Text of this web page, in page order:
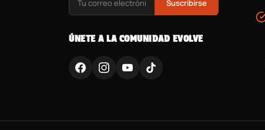
Suscribirse
ÚNETE A LA COMUNIDAD EVOLVE